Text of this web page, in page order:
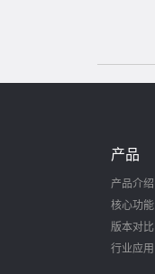
产品
产品介绍
核心功能
版本对比
行业应用